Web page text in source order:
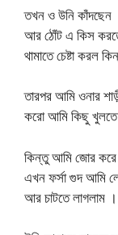
তখন ও উনি কাঁদছেন
আর ঠোঁট এ কিস
থামাতে চেষ্টা করল
তারপর আমি ওনার
করো আমি কিছু খুলতে
কিন্তু আমি জোর করে
এখন ফর্সা গুদ আমি
আর চাটতে লাগলাম ।